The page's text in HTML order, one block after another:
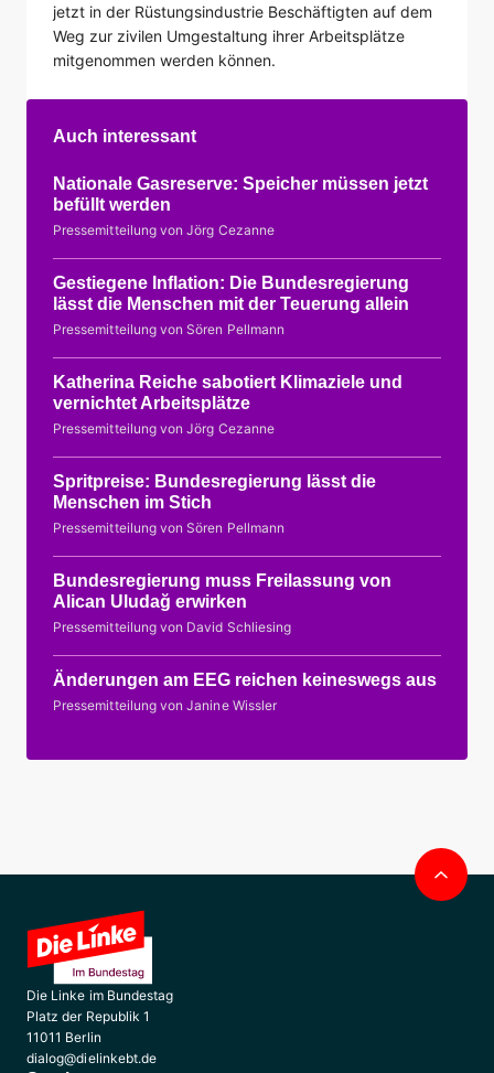
jetzt in der Rüstungsindustrie Beschäftigten auf dem
Weg zur zivilen Umgestaltung ihrer Arbeitsplätze
mitgenommen werden können.
Auch interessant
Nationale Gasreserve: Speicher müssen jetzt
befüllt werden
Pressemitteilung von Jörg Cezanne
Gestiegene Inflation: Die Bundesregierung
lässt die Menschen mit der Teuerung allein
Pressemitteilung von Sören Pellmann
Katherina Reiche sabotiert Klimaziele und
vernichtet Arbeitsplätze
Pressemitteilung von Jörg Cezanne
Spritpreise: Bundesregierung lässt die
Menschen im Stich
Pressemitteilung von Sören Pellmann
Bundesregierung muss Freilassung von
Alican Uludağ erwirken
Pressemitteilung von David Schliesing
Änderungen am EEG reichen keineswegs aus
Pressemitteilung von Janine Wissler
Die Linke im Bundestag
Platz der Republik 1
11011 Berlin
dialog@dielinkebt.de